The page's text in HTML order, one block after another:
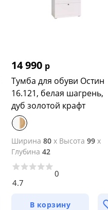
14 990 р
Тумба для обуви Остин
16.121, белая шагрень,
дуб золотой крафт
Ширина 80 x Высота 99 x
Глубина 42
4.7
0
В корзину